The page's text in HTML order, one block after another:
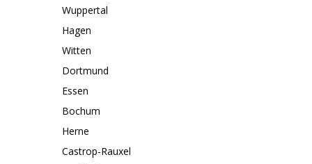
Wuppertal
Hagen
Witten
Dortmund
Essen
Bochum
Herne
Castrop-Rauxel